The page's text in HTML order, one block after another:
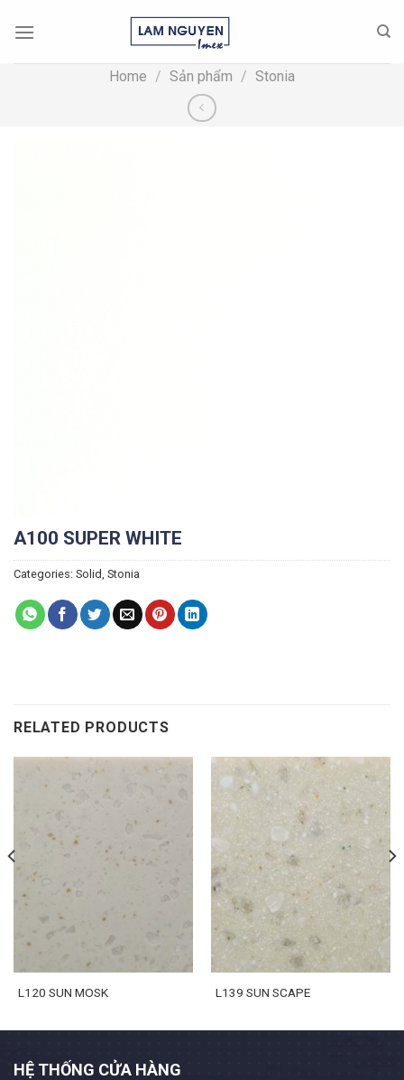
Home / Sản phẩm / Stonia
A100 SUPER WHITE
Categories: Solid, Stonia
RELATED PRODUCTS
L120 SUN MOSK L139 SUN SCAPE
HỆ THỐNG CỬA HÀNG